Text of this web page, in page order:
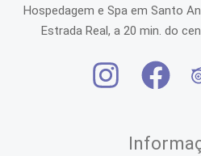
Hospedagem e Spa em Santo
Estrada Real, a 20 min. do